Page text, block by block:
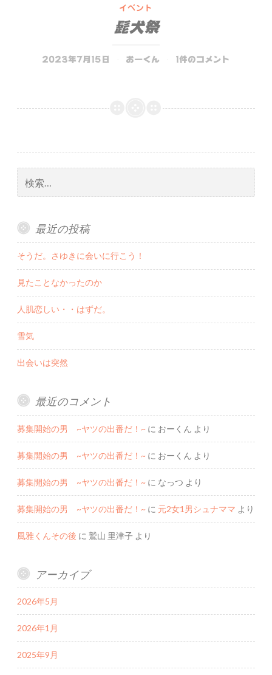
イベント
髭犬祭
2023年7月15日 おーくん 1件のコメント
索:
最近の投稿
そうだ。さゆきに会いに行こう！
見たことなかったのか
人肌恋しい・・はずだ。
雪気
出会いは突然
最近のコメント
募集開始の男 ~ヤツの出番だ！~ に おーくん より
募集開始の男 ~ヤツの出番だ！~ に おーくん より
募集開始の男 ~ヤツの出番だ！~ に なっつ より
募集開始の男 ~ヤツの出番だ！~ に 元2女1男シュナママ より
風雅くんその後 に 鷲山 里津子 より
アーカイブ
2026年5月
2026年1月
2025年9月